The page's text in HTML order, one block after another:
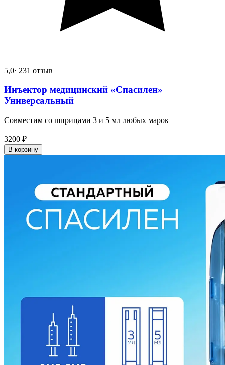
5,0· 231 отзыв
Инъектор медицинский «Спасилен»
Универсальный
Совместим со шприцами 3 и 5 мл любых марок
3200 ₽
В корзину